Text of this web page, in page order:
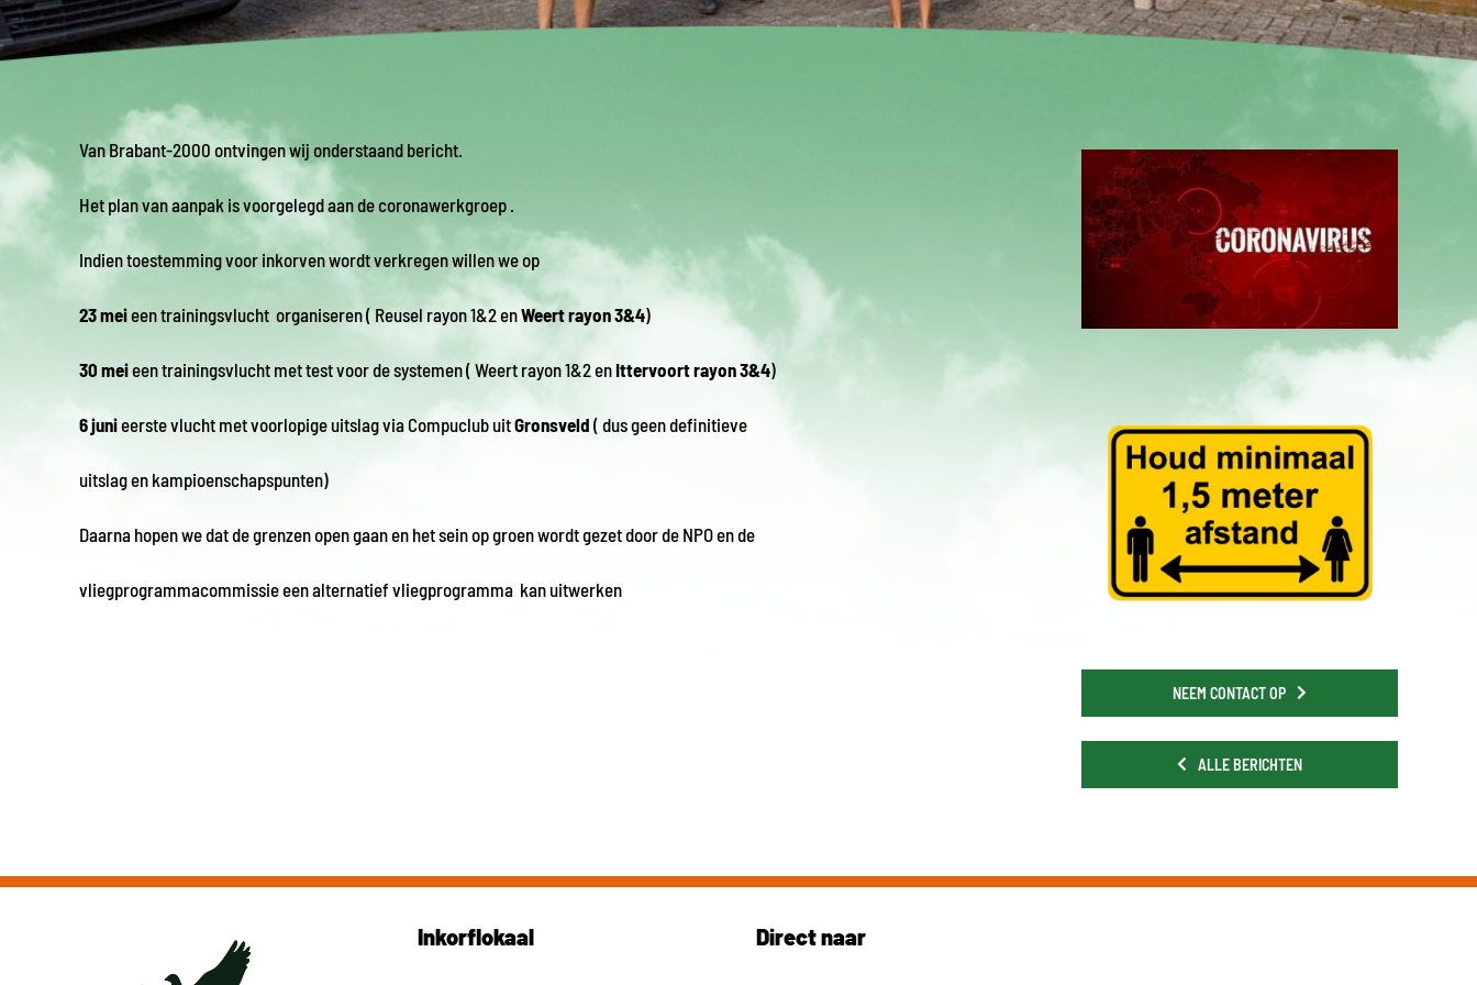
Van Brabant-2000 ontvingen wij onderstaand bericht.
Het plan van aanpak is voorgelegd aan de coronawerkgroep .
Indien toestemming voor inkorven wordt verkregen willen we op
23 meieen trainingsvlucht organiseren ( Reusel rayon 1&2 enWeert rayon 3&4)
30 meieen trainingsvlucht met test voor de systemen ( Weert rayon 1&2 en Ittervoort rayon 3&4)
6 junieerste vlucht met voorlopige uitslag via Compuclub uitGronsveld ( dus geen definitieve
uitslag en kampioenschapspunten)
Daarna hopen we dat de grenzen open gaan en het sein op groen wordt gezet door de NPO en de
vliegprogrammacommissie een alternatief vliegprogramma kan uitwerken
NEEM CONTACT OP
ALLE BERICHTEN
Inkorflokaal Direct naar